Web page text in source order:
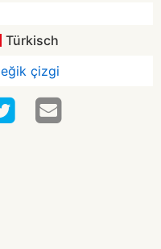
Türkisch
eğik çizgi